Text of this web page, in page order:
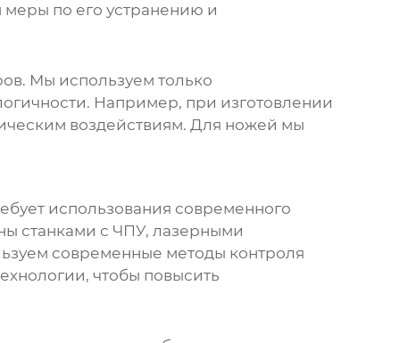
по его устранению и
. Мы используем только
Например, при изготовлении
воздействиям. Для ножей мы
использования современного
станками с ЧПУ, лазерными
современные методы контроля
чтобы повысить